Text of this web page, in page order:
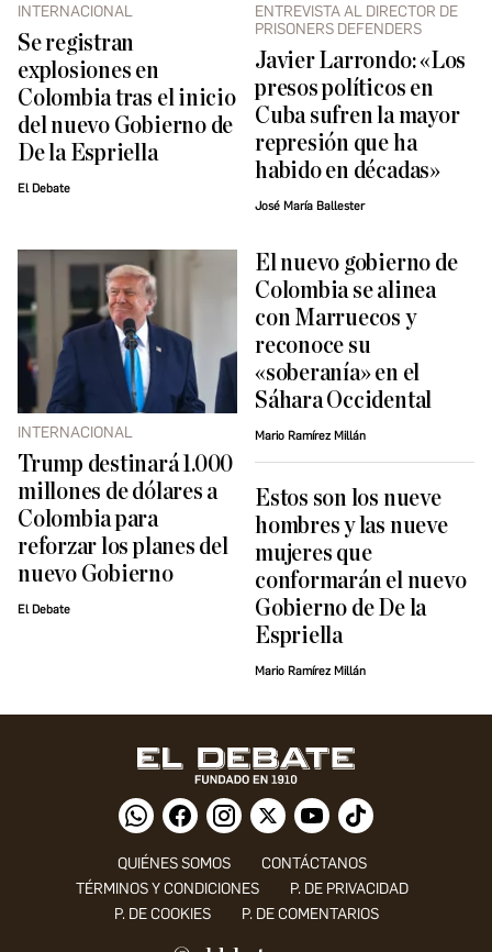
INTERNACIONAL
Se registran
explosiones en
Colombia tras el inicio
del nuevo Gobierno de
De la Espriella
El Debate
ENTREVISTA AL DIRECTOR DE
PRISONERS DEFENDERS
Javier Larrondo: «Los
presos políticos en
Cuba sufren la mayor
represión que ha
habido en décadas»
José María Ballester
INTERNACIONAL
Trump destinará 1.000
millones de dólares a
Colombia para
reforzar los planes del
nuevo Gobierno
El Debate
El nuevo gobierno de
Colombia se alinea
con Marruecos y
reconoce su
«soberanía» en el
Sáhara Occidental
Mario Ramírez Millán
Estos son los nueve
hombres y las nueve
mujeres que
conformarán el nuevo
Gobierno de De la
Espriella
Mario Ramírez Millán
QUIÉNES SOMOS
CONTÁCTANOS
TÉRMINOS Y CONDICIONES
P. DE PRIVACIDAD
P. DE COOKIES
P. DE COMENTARIOS